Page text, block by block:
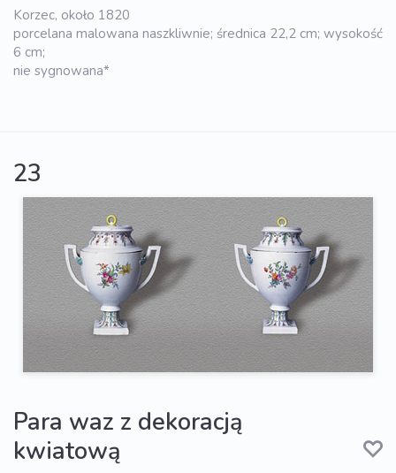
Korzec, około 1820
porcelana malowana naszkliwnie; średnica 22,2 cm; wysokość
6 cm;
nie sygnowana*
23
Para waz z dekoracją
kwiatową